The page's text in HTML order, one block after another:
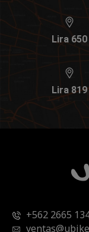
Lira 650
Lira 819
+562 2665